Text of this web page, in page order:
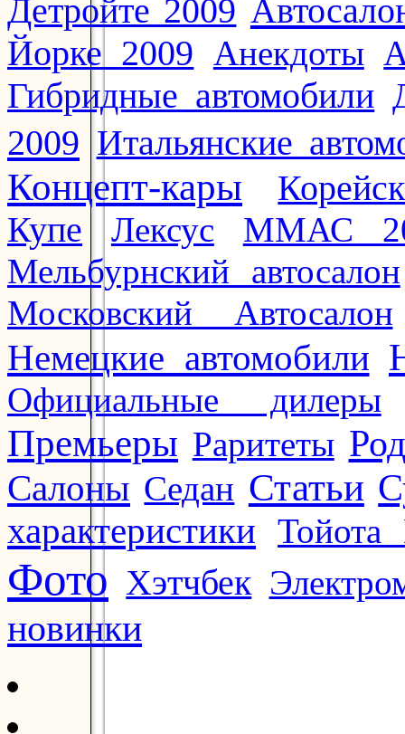
Детройте 2009
Йорке 2009 Анекдоты
Гибридные автомобили
2009 Итальянские
Концепт-кары
Купе
Лексус ММАС
Мельбурнский автосалон
Московский Автосалон
Немецкие автомобили
Официальные дилеры
Премьеры Раритеты
Салоны Седан Статьи
характеристики Тойота
Фото Хэтчбек
новинки